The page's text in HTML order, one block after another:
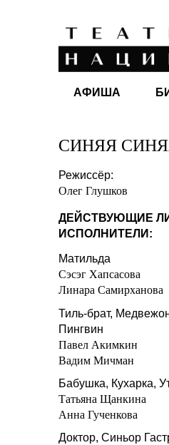
АФИША
СИНЯЯ
Режиссёр:
Олег Глушков
ДЕЙСТВУЮЩИЕ
ИСПОЛНИТЕЛИ:
Матильда
Сэсэг Хапсасова
Линара Самирханова
Тиль-брат,
Пингвин
Павел Акимкин
Вадим Мичман
Бабушка, Кухарка,
Татьяна Щанкина
Анна Гученкова
Доктор, Синьор